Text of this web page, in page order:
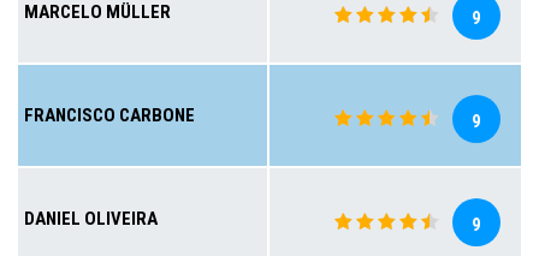
MARCELO MÜLLER 9
FRANCISCO CARBONE 9
DANIEL OLIVEIRA 9